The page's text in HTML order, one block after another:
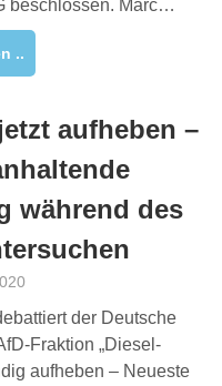
beschlossen. Marc…
..
aufheben –
während des
der Deutsche
Fraktion „Diesel-
aufheben – Neueste